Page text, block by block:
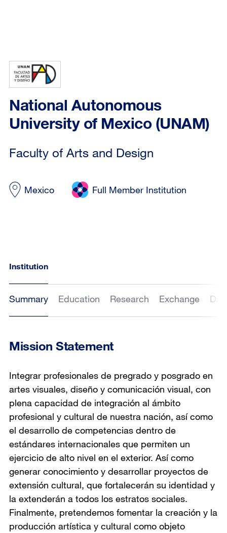
National Autonomous
University of Mexico (UNAM)
Faculty of Arts and Design
Mexico Full Member Institution
Institution
Summary Education Research Exchange
Mission Statement
Integrar profesionales de pregrado y posgrado en
artes visuales, diseño y comunicación visual, con
plena capacidad de integración al ámbito
profesional y cultural de nuestra nación, así como
el desarrollo de competencias dentro de
estándares internacionales que permiten un
ejercicio de alto nivel en el exterior. Así como
generar conocimiento y desarrollar proyectos de
extensión cultural, que fortalecerán su identidad y
la extenderán a todos los estratos sociales.
Finalmente, pretendemos fomentar la creación y la
producción artística y cultural como objeto